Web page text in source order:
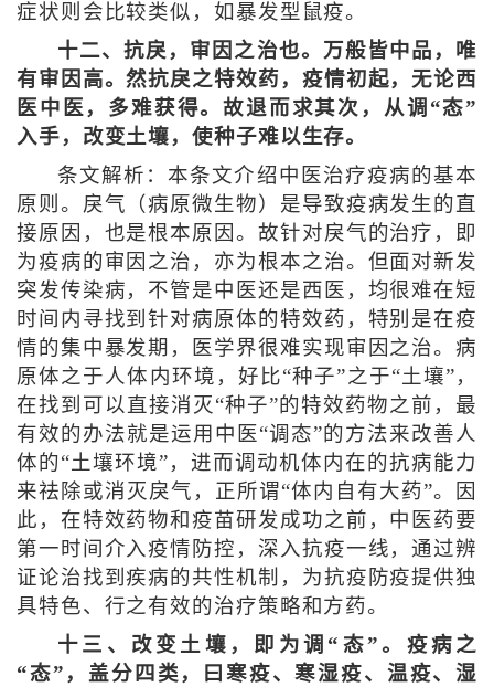
症状则会比较类似，如暴发型鼠疫。
十二、抗戾，审因之治也。万般皆中品，唯
有审因高。然抗戾之特效药，疫情初起，无论西
医中医，多难获得。故退而求其次，从调“态”
入手，改变土壤，使种子难以生存。
条文解析：本条文介绍中医治疗疫病的基本
原则。戾气（病原微生物）是导致疫病发生的直
接原因，也是根本原因。故针对戾气的治疗，即
为疫病的审因之治，亦为根本之治。但面对新发
突发传染病，不管是中医还是西医，均很难在短
时间内寻找到针对病原体的特效药，特别是在疫
情的集中暴发期，医学界很难实现审因之治。病
原体之于人体内环境，好比“种子”之于“土壤”，
在找到可以直接消灭“种子”的特效药物之前，最
有效的办法就是运用中医“调态”的方法来改善人
体的“土壤环境”，进而调动机体内在的抗病能力
来祛除或消灭戾气，正所谓“体内自有大药”。因
此，在特效药物和疫苗研发成功之前，中医药要
第一时间介入疫情防控，深入抗疫一线，通过辨
证论治找到疾病的共性机制，为抗疫防疫提供独
具特色、行之有效的治疗策略和方药。
十三、改变土壤，即为调“态”。疫病之
“态”，盖分四类，曰寒疫、寒湿疫、温疫、湿